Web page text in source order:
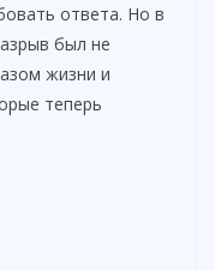
ответа. Но в
был не
жизни и
теперь